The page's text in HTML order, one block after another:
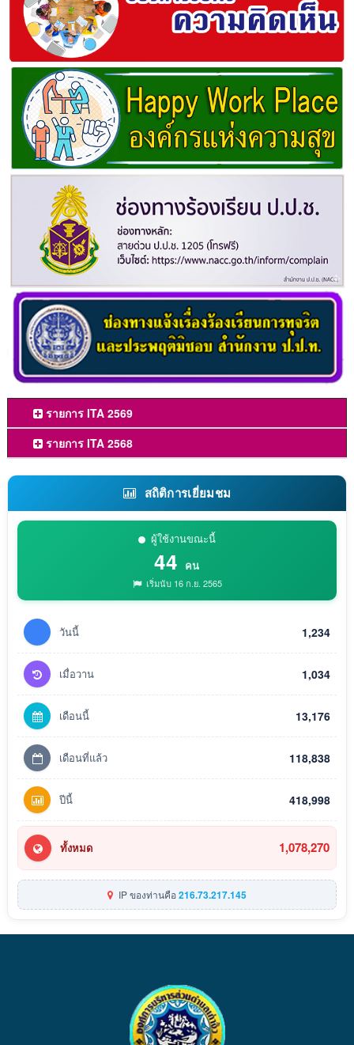
รายการ ITA 2569
รายการ ITA 2568
สถิติการเยี่ยมชม
ผู้ใช้งานขณะนี้
44 คน
เริ่มนับ 16 ก.ย. 2565
วันนี้ 1,234
เมื่อวาน 1,034
เดือนนี้ 13,176
เดือนที่แล้ว 118,838
ปีนี้ 418,998
ทั้งหมด 1,078,270
IP ของท่านคือ216.73.217.145